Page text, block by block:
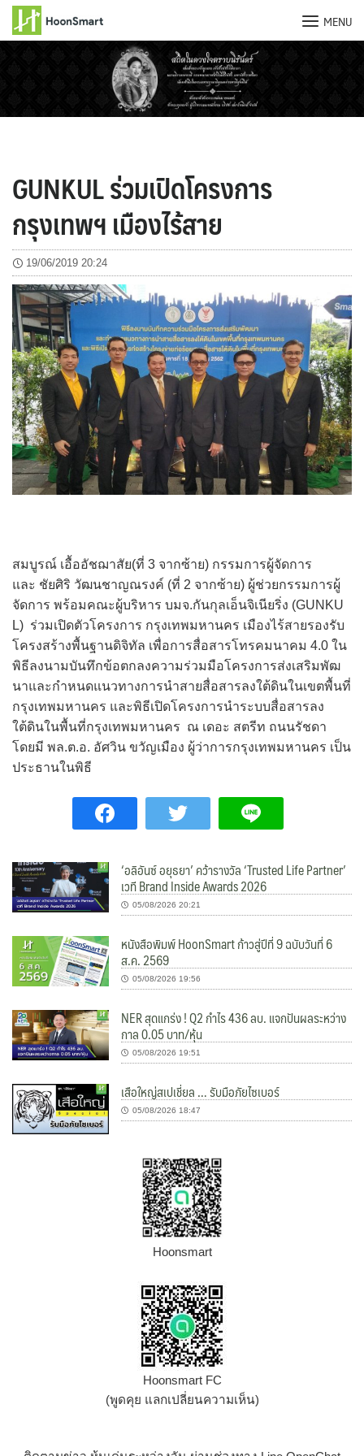
MENU
GUNKUL ร่วมเปิดโครงการ
กรุงเทพฯ เมืองไร้สาย
19/06/2019 20:24
สมบูรณ์ เอื้ออัชฌาสัย(ที่ 3 จากซ้าย) กรรมการผู้จัดการ
และ ชัยศิริ วัฒนชาญณรงค์ (ที่ 2 จากซ้าย) ผู้ช่วยกรรมการผู้
จัดการ พร้อมคณะผู้บริหาร บมจ.กันกุลเอ็นจิเนียริ่ง (GUNKU
L) ร่วมเปิดตัวโครงการ กรุงเทพมหานคร เมืองไร้สายรองรับ
โครงสร้างพื้นฐานดิจิทัล เพื่อการสื่อสารโทรคมนาคม 4.0 ใน
พิธีลงนามบันทึกข้อตกลงความร่วมมือโครงการส่งเสริมพัฒ
นาและกำหนดแนวทางการนำสายสื่อสารลงใต้ดินในเขตพื้นที่
กรุงเทพมหานคร และพิธีเปิดโครงการนำระบบสื่อสารลง
ใต้ดินในพื้นที่กรุงเทพมหานคร ณ เดอะ สตรีท ถนนรัชดา
โดยมี พล.ต.อ. อัศวิน ขวัญเมือง ผู้ว่าการกรุงเทพมหานคร เป็น
ประธานในพิธี
‘อลิอันซ์ อยุธยา’ คว้ารางวัล ‘Trusted Life Partner’
เวที Brand Inside Awards 2026
05/08/2026 20:21
หนังสือพิมพ์ HoonSmart ก้าวสู่ปีที่ 9 ฉบับวันที่ 6
ส.ค. 2569
05/08/2026 19:56
NER สุดแกร่ง ! Q2 กำไร 436 ลบ. แจกปันผลระหว่าง
กาล 0.05 บาท/หุ้น
05/08/2026 19:51
เสือใหญ่สเปเชี่ยล … รับมือภัยไซเบอร์
05/08/2026 18:47
Hoonsmart
Hoonsmart FC
(พูดคุย แลกเปลี่ยนความเห็น)